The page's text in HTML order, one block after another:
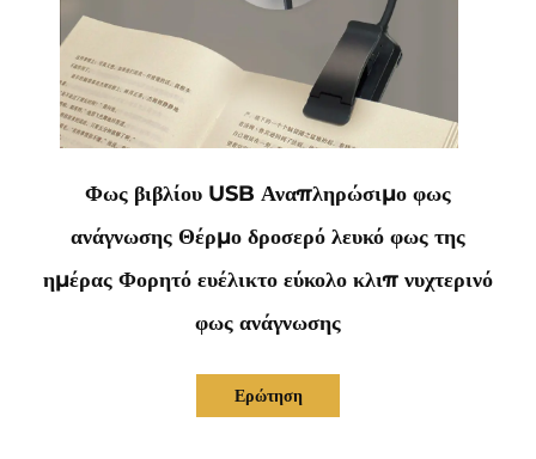
Φως βιβλίου USB Αναπληρώσιμο φως
ανάγνωσης Θέρμο δροσερό λευκό φως της
ημέρας Φορητό ευέλικτο εύκολο κλιπ νυχτερινό
φως ανάγνωσης
Ερώτηση